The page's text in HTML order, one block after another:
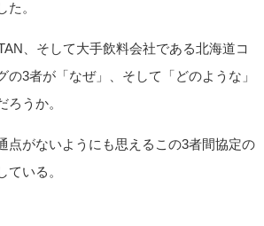
た。
、そして大手飲料会社である北海道コ
の3者が「なぜ」、そして「どのような」
ろうか。
点がないようにも思えるこの3者間協定の
ている。